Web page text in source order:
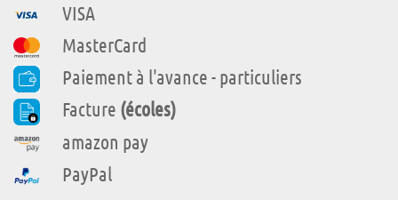
VISA
MasterCard
Paiement à l'avance - particuliers
Facture (écoles)
amazon pay
PayPal